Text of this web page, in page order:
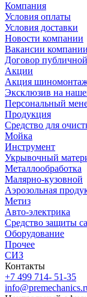
Компания
Условия оплаты
Условия доставки
Новости компании
Вакансии компании
Договор
Акции
Акция
Эксклюзив на
Персональный
Продукция
Средство для
Мойка
Инструмент
Укрывочный
Металлообработка
Малярно-кузовной
Аэрозольная
Метиз
Авто-электрика
Средство защиты
Оборудование
Прочее
СИЗ
Контакты
+7 499 714- 51-35